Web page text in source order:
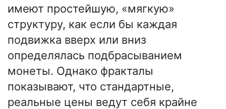
имеют простейшую, «мягкую»
структуру, как если бы каждая
подвижка вверх или вниз
определялась подбрасыванием
монеты. Однако фракталы
показывают, что стандартные,
реальные цены ведут себя крайне